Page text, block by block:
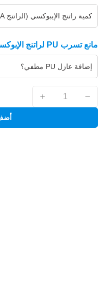
كمية راتنج الإيبوكسي (الراتنج A + المصلب B)
مانع تسرب PU لراتنج الإبوكسي
إضافة عازل PU مطفي؟